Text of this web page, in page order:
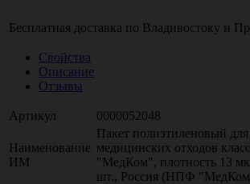
Бесплатная доставка по Владивостоку и
Свойства
Описание
Отзывы
Артикул 0000052048
Наименование
ИМ
Пакет полиэтиленовый
медицинских отходов
"МедКом", плотность 13
шт., Россия (НПФ